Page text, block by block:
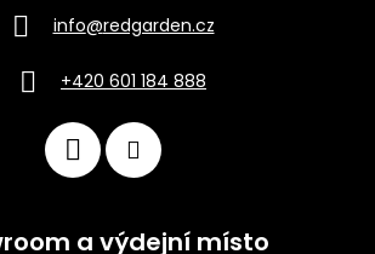
info@redgarden.cz
+420 601 184 888
a výdejní místo